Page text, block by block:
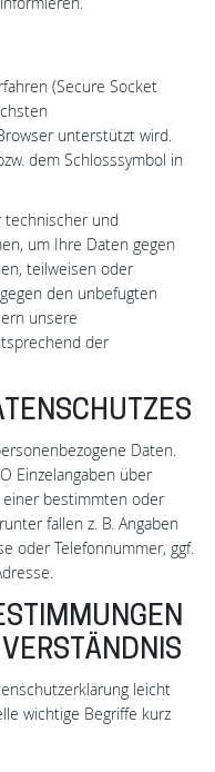
(Secure Socket
unterstützt wird.
dem Schlosssymbol in
technischer und
um Ihre Daten gegen
teilweisen oder
den unbefugten
unsere
der
Daten.
Einzelangaben über
bestimmten oder
fallen z. B. Angaben
oder Telefonnummer, ggf.
leicht
wichtige Begriffe kurz